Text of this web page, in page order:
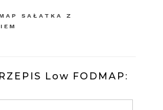
SAŁATKA Z
Low FODMAP: